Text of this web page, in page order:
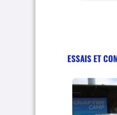
ESSAIS ET